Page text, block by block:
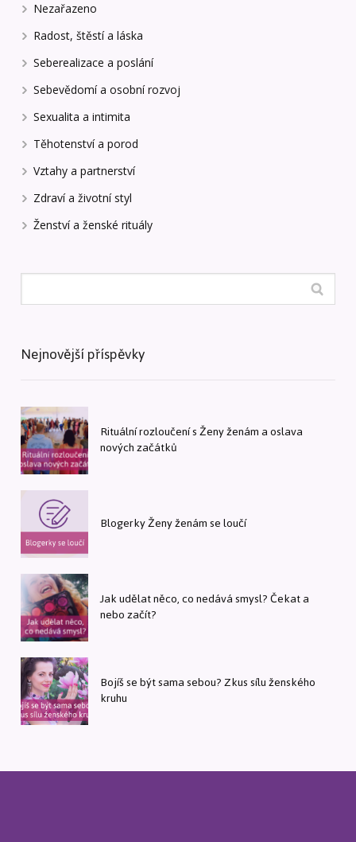
Nezařazeno
Radost, štěstí a láska
Seberealizace a poslání
Sebevědomí a osobní rozvoj
Sexualita a intimita
Těhotenství a porod
Vztahy a partnerství
Zdraví a životní styl
Ženství a ženské rituály
Nejnovější příspěvky
Rituální rozloučení s Ženy ženám a oslava
nových začátků
Blogerky Ženy ženám se loučí
Jak udělat něco, co nedává smysl? Čekat a
nebo začít?
Bojíš se být sama sebou? Zkus sílu ženského
kruhu